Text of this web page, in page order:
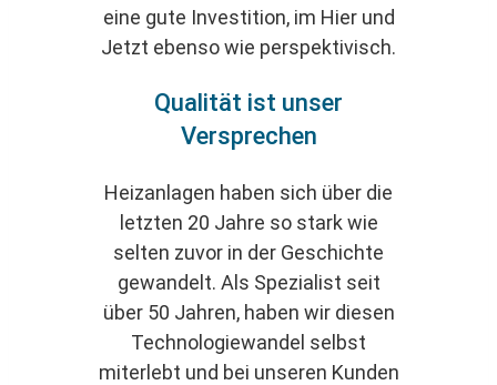
eine gute Investition, im Hier und
Jetzt ebenso wie perspektivisch.
Qualität ist unser
Versprechen
Heizanlagen haben sich über die
letzten 20 Jahre so stark wie
selten zuvor in der Geschichte
gewandelt. Als Spezialist seit
über 50 Jahren, haben wir diesen
Technologiewandel selbst
miterlebt und bei unseren Kunden